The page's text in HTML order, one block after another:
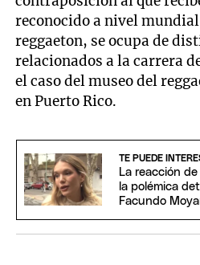
reconocido a nivel mundial
reggaeton, se ocupa de
relacionados a la carrera
el caso del museo del
en Puerto Rico.
TE PUEDE
La reacción
la polémica
Facundo